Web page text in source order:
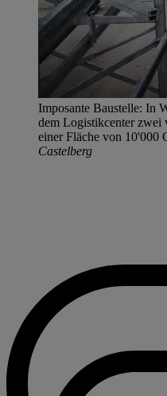
Imposante Baustelle: In
dem Logistikcenter zwei
einer Fläche von 10'000
Castelberg